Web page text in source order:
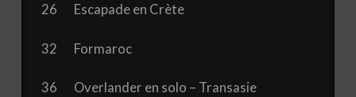
26 Escapade en Crète
32 Formaroc
36 Overlander en solo – Transasie